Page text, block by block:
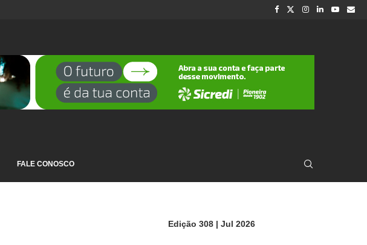
FALE CONOSCO
Edição 308 | Jul 2026